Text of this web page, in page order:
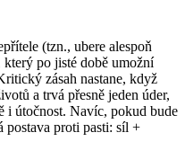
(tzn., ubere alespoň
po jisté době umožní
zásah nastane, když
a trvá přesně jeden úder,
i útočnost. Navíc, pokud bude
postava proti pasti: síl +